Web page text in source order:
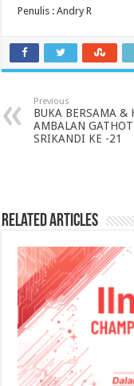
Penulis : Andry R
Previous
BUKA BERSAMA &
AMBALAN
SRIKANDI KE -21
Related Articles